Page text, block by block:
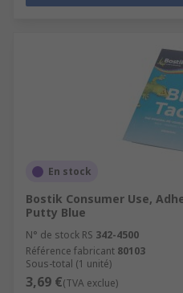
En stock
Bostik Consumer Use,
Putty Blue
N° de stock RS 342-4500
Référence fabricant 80103
Sous-total (1 unité)
3,69 €(TVA exclue)